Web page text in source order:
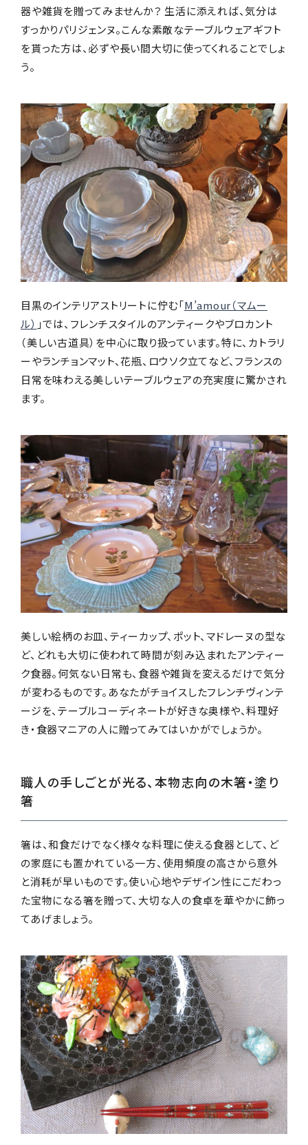
器や雑貨を贈ってみませんか？ 生活に添えれば、気分は
すっかりパリジェンヌ。こんな素敵なテーブルウェアギフト
を貰った方は、必ずや長い間大切に使ってくれることでしょ
う。
目黒のインテリアストリートに佇む「M’amour（マムー
ル） 」では、フレンチスタイルのアンティークやブロカント
（美しい古道具）を中心に取り扱っています。特に、カトラリ
ーやランチョンマット、花瓶、ロウソク立てなど、フランスの
日常を味わえる美しいテーブルウェアの充実度に驚かされ
ます。
美しい絵柄のお皿、ティーカップ、ポット、マドレーヌの型な
ど、どれも大切に使われて時間が刻み込まれたアンティー
ク食器。何気ない日常も、食器や雑貨を変えるだけで気分
が変わるものです。あなたがチョイスしたフレンチヴィンテ
ージを、テーブルコーディネートが好きな奥様や、料理好
き・食器マニアの人に贈ってみてはいかがでしょうか。
職人の手しごとが光る、本物志向の木箸・塗り
箸
箸は、和食だけでなく様々な料理に使える食器として、ど
の家庭にも置かれている一方、使用頻度の高さから意外
と消耗が早いものです。使い心地やデザイン性にこだわっ
た宝物になる箸を贈って、大切な人の食卓を華やかに飾っ
てあげましょう。